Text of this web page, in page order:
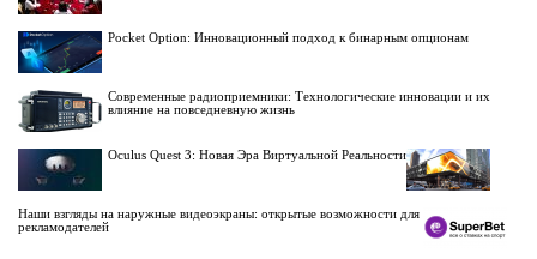
Pocket Option: Инновационный подход к бинарным опционам
Современные радиоприемники: Технологические инновации и их
влияние на повседневную жизнь
Oculus Quest 3: Новая Эра Виртуальной Реальности
Наши взгляды на наружные видеоэкраны: открытые возможности для
рекламодателей